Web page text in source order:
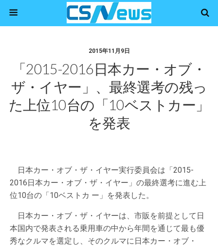
2015年11月9日
「2015-2016日本カー・オブ・
ザ・イヤー」、最終選考の残っ
た上位10台の「10ベストカー」
を発表
日本カー・オブ・ザ・イヤー実行委員会は「2015-
2016日本カー・オブ・ザ・イヤー」の最終選考に進む上
位10台の「10ベストカ ー」を発表した。
日本カー・オブ・ザ・イヤーは、市販を前提として日
本国内で発表される乗用車の中から年間を通じて最も優
秀なクルマを選定し、そのクルマに日本カー・オブ・